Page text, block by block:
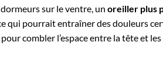
sur le ventre, un oreiller plus
qui pourrait entraîner des douleurs
combler l’espace entre la tête et